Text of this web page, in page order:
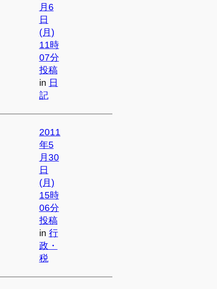
月6
日
(月)
11時
07分
投稿
in 日
記
2011
年5
月30
日
(月)
15時
06分
投稿
in 行
政・
税